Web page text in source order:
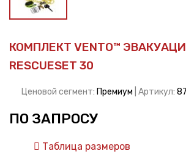
КОМПЛЕКТ VENTO™
RESCUESET 30
Ценовой сегмент: Премиум | Артикул:
ПО ЗАПРОСУ
Таблица размеров